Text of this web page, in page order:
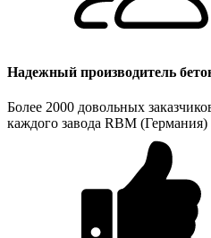
Надежный производитель
Более 2000 довольных
каждого завода RBM (Германия)